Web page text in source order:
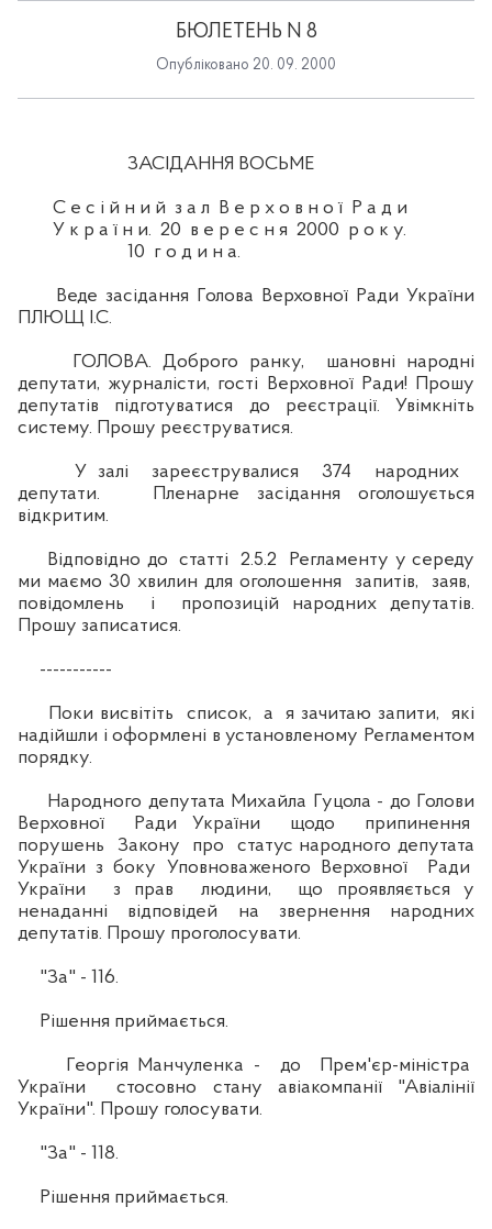
БЮЛЕТЕНЬ N 8
Опубліковано 20. 09. 2000
ЗАСІДАННЯ ВОСЬМЕ
С е с і й н и й з а л В е р х о в н о ї Р а д и
У к р а ї н и. 20 в е р е с н я 2000 р о к у.
10 г о д и н а.
Веде засідання Голова Верховної Ради України
ПЛЮЩ І.С.
ГОЛОВА. Доброго ранку, шановні народні
депутати, журналісти, гості Верховної Ради! Прошу
депутатів підготуватися до реєстрації. Увімкніть
систему. Прошу реєструватися.
У залі зареєструвалися 374 народних
депутати. Пленарне засідання оголошується
відкритим.
Відповідно до статті 2.5.2 Регламенту у середу
ми маємо 30 хвилин для оголошення запитів, заяв,
повідомлень і пропозицій народних депутатів.
Прошу записатися.
-----------
Поки висвітіть список, а я зачитаю запити, які
надійшли і оформлені в установленому Регламентом
порядку.
Народного депутата Михайла Гуцола - до Голови
Верховної Ради України щодо припинення
порушень Закону про статус народного депутата
України з боку Уповноваженого Верховної Ради
України з прав людини, що проявляється у
ненаданні відповідей на звернення народних
депутатів. Прошу проголосувати.
"За" - 116.
Рішення приймається.
Георгія Манчуленка - до Прем'єр-міністра
України стосовно стану авіакомпанії "Авіалінії
України". Прошу голосувати.
"За" - 118.
Рішення приймається.